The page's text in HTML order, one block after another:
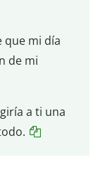
que mi día
de mi
a ti una